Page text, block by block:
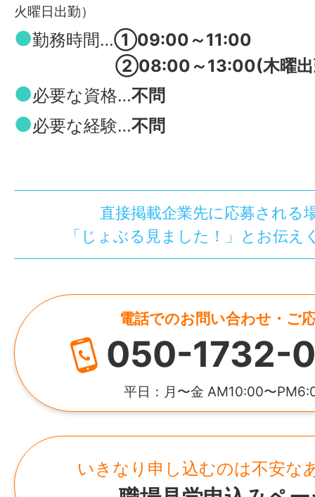
⽕曜⽇出勤）
●勤務時間…①09:00～11:00
②08:00～13:00(木曜出勤
●必要な資格…不問
●必要な経験…不問
直接掲載企業先に応募される
「じょぶる見ました！」とお伝え
電話でのお問い合わせ・ご
050-1732-
平日：月〜金 AM10:00〜
いきなり申し込むのは不安な